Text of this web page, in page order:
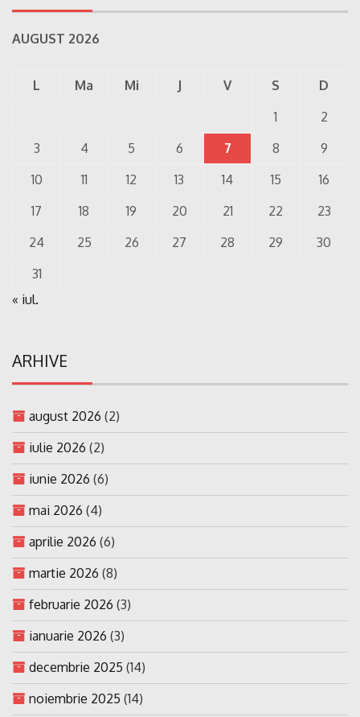
AUGUST 2026
L Ma Mi J V S
D
1
2
3
4 5 6 7 8
9
10
11 12 13 14 15
16
17
18 19 20 21 22
23
24
25 26 27 28 29
30
31
« iul.
ARHIVE
august 2026 (2)
iulie 2026 (2)
iunie 2026 (6)
mai 2026 (4)
aprilie 2026 (6)
martie 2026 (8)
februarie 2026 (3)
ianuarie 2026 (3)
decembrie 2025 (14)
noiembrie 2025 (14)